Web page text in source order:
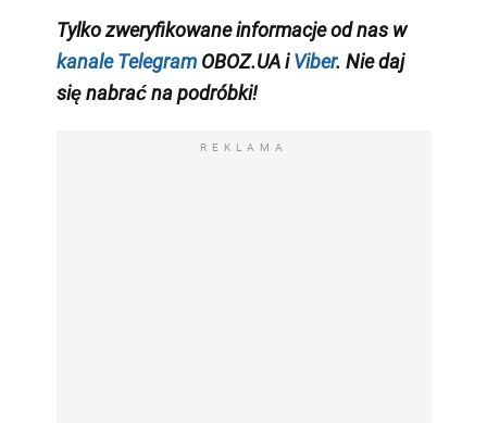
Tylko zweryfikowane informacje od nas w
kanale TelegramOBOZ.UA iViber. Nie daj
się nabrać na podróbki!
REKLAMA